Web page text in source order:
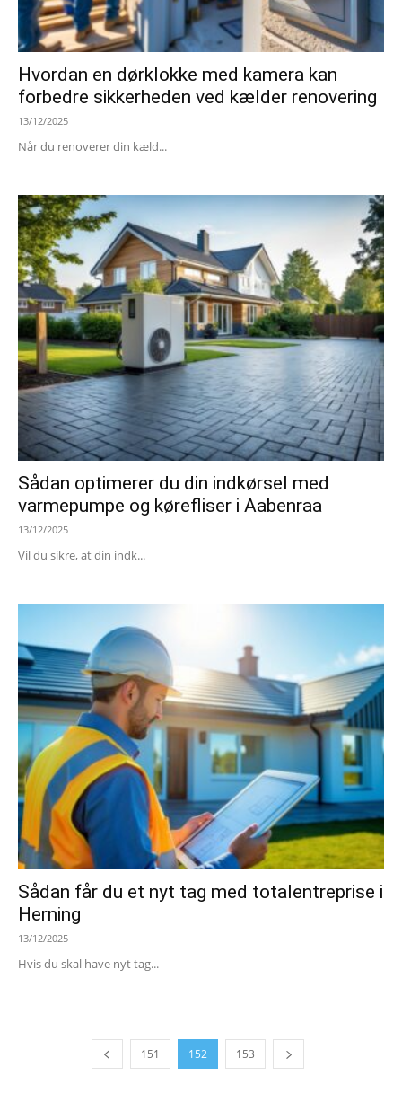
Hvordan en dørklokke med kamera kan
forbedre sikkerheden ved kælder renovering
13/12/2025
Når du renoverer din kæld...
Sådan optimerer du din indkørsel med
varmepumpe og kørefliser i Aabenraa
13/12/2025
Vil du sikre, at din indk...
Sådan får du et nyt tag med totalentreprise i
Herning
13/12/2025
Hvis du skal have nyt tag...
151 152 153